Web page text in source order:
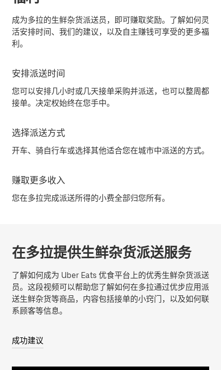
成为多拉的生鲜杂货派送员，即可赚取奖励。了解如何灵
活安排时间、我们的建议，以及自主赚钱可享受的更多福
利。
安排派送时间
您可以安排几小时或几天接单采购并派送，也可以整周都
接单。决定权始终在您手中。
选择派送方式
开车、骑自行车或选择其他适合您在城市中派送的方式。
赚取更多收入
您在多拉完成派送所得的小费全部归您所有。
在多拉提供生鲜杂货派送服务
了解如何成为 Uber Eats 优食平台上的优秀生鲜杂货派送
员。这段视频可以帮助您了解如何在多拉通过优步应用派
送生鲜杂货等商品，内容包括接单的小窍门，以及如何联
系顾客等信息。
成功建议